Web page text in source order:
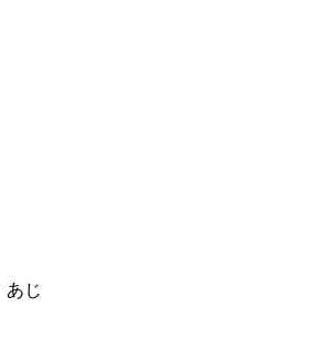
あじ